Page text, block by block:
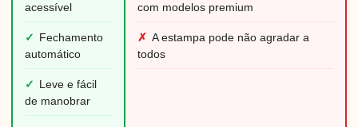
acessível
✓
Fechamento
automático
✓
Leve e fácil
de manobrar
com modelos premium
✗ A estampa pode não agradar a
todos